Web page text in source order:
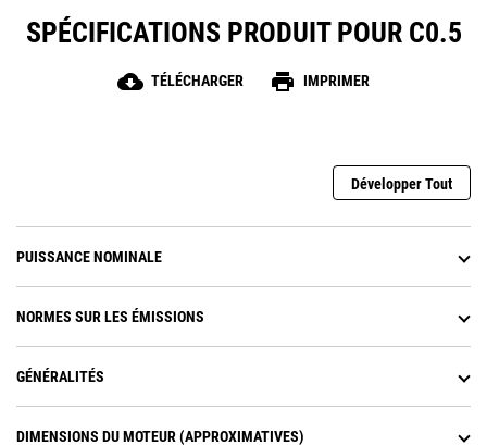
SPÉCIFICATIONS PRODUIT POUR C0.5
cloud_download TÉLÉCHARGER print IMPRIMER
Développer Tout
PUISSANCE NOMINALE
NORMES SUR LES ÉMISSIONS
GÉNÉRALITÉS
DIMENSIONS DU MOTEUR (APPROXIMATIVES)